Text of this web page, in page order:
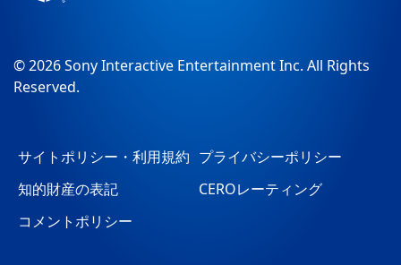
© 2026 Sony Interactive Entertainment Inc. All Rights
Reserved.
サイトポリシー・利用規約 プライバシーポリシー
知的財産の表記
CEROレーティング
コメントポリシー